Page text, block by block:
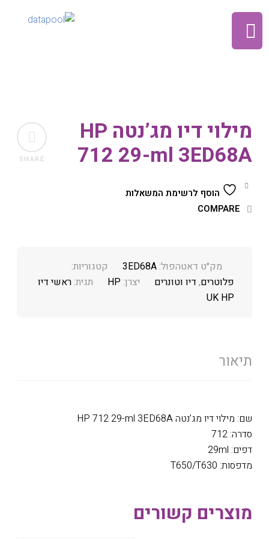
SHARE
מילוי דיו מג’נטה HP
712 29-ml 3ED68A
הוסף לרשימת המשאלות
COMPARE
מק״ט דאטהפול:3ED68A
קטגוריות:
פלוטרים, דיו וטונרים יצרן:HP תגית:ראשי דיו
UK HP
תיאור
שם: מילוי דיו מג’נטה HP 712 29-ml 3ED68A
סדרה: 712
דפים: 29ml
מדפסות: T650/T630
מוצרים קשורים